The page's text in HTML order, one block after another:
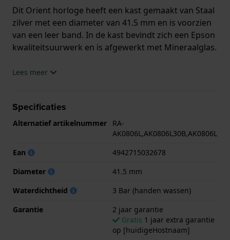
Dit Orient horloge heeft een kast gemaakt van Staal
zilver met een diameter van 41.5 mm en is voorzien
van een leer band. In de kast bevindt zich een Epson
kwaliteitsuurwerk en is afgewerkt met Mineraalglas.
Het horloge is 3ATM. Dit betekent dat het horloge
.
Lees meer
Specificaties
Alternatief artikelnummer
RA-
AK0806L,AK0806L30B,AK0806L
Ean
4942715032678
Diameter
41.5 mm
Waterdichtheid
3 Bar (handen wassen)
Garantie
2 jaar garantie
Gratis 1 jaar extra garantie
op [huidigeHostnaam]